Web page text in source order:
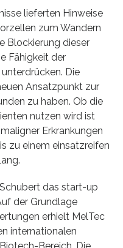
lieferten Hinweise
zum Wandern
Blockierung dieser
Fähigkeit der
Die
Ansatzpunkt zur
zu haben. Ob die
nutzen wird ist
Erkrankungen
zu einem einsatzreifen
das start-up
der Grundlage
erhielt MelTec
internationalen
Bereich. Die